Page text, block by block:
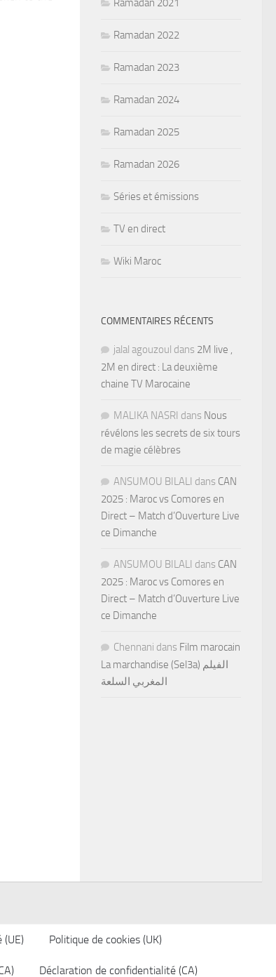
Ramadan 2021
Ramadan 2022
Ramadan 2023
Ramadan 2024
Ramadan 2025
Ramadan 2026
Séries et émissions
TV en direct
Wiki Maroc
COMMENTAIRES RÉCENTS
jalal agouzoul dans 2M live ,
2M en direct : La deuxième
chaine TV Marocaine
MALIKA NASRI dans Nous
révélons les secrets de six tours
de magie célèbres
ANSUMOU BILALI dans CAN
2025 : Maroc vs Comores en
Direct – Match d’Ouverture Live
ce Dimanche
ANSUMOU BILALI dans CAN
2025 : Maroc vs Comores en
Direct – Match d’Ouverture Live
ce Dimanche
Chennani dans Film marocain
La marchandise (Sel3a) الفيلم
المغربي السلعة
Politique de cookies (UK)
Déclaration de confidentialité (CA)